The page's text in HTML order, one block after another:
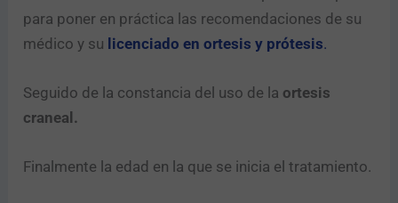
para poner en práctica las recomendaciones de su
médico y su licenciado en ortesis y prótesis.
Seguido de la constancia del uso de la ortesis
craneal.
Finalmente la edad en la que se inicia el tratamiento.